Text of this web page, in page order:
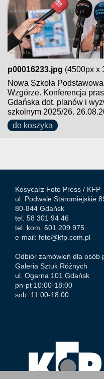
p00016233.jpg (4500px x
Nowa Szkoła
Wzgórze. Konferencja
Gdańska dot. planów i
szkolnym 2025/26.
do koszyka
Kosycarz Foto Press / KFP
ul. Podwale Staromiejskie
80-844 Gdańsk
tel. 58 301 94 46
tel. kom. 601 209 975
e-mail: foto@kfp.com.pl
Odbiór zamówień dla osób
Galeria Sztuk Różnych
ul. Ogarna 101 Gdańsk
pn-pt 10:00-18:00
sob. 11:00-18:00